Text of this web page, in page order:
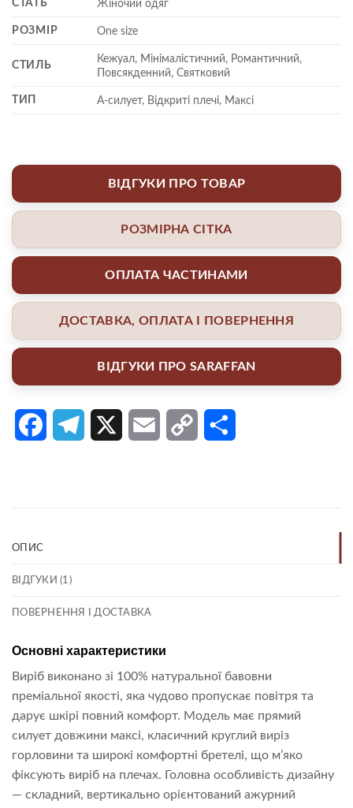
СТАТЬ Жіночий одяг
РОЗМІР One size
СТИЛЬ
Кежуал, Мінімалістичний, Романтичний,
Повсякденний, Святковий
ТИП А-силует, Відкриті плечі, Максі
ВІДГУКИ ПРО ТОВАР
РОЗМІРНА СІТКА
ОПЛАТА ЧАСТИНАМИ
ДОСТАВКА, ОПЛАТА І ПОВЕРНЕННЯ
ВІДГУКИ ПРО SARAFFAN
FacebookTelegram Email Copy
ОПИС
ВІДГУКИ (1)
ПОВЕРНЕННЯ І ДОСТАВКА
Основні характеристики
Виріб виконано зі 100% натуральної бавовни
преміальної якості, яка чудово пропускає повітря та
дарує шкірі повний комфорт. Модель має прямий
силует довжини максі, класичний круглий виріз
горловини та широкі комфортні бретелі, що м’яко
фіксують виріб на плечах. Головна особливість дизайну
— складний, вертикально орієнтований ажурний